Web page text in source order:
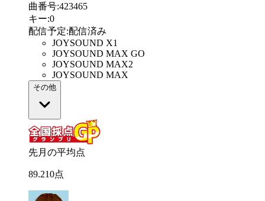
曲番号:423465
キー:0
配信予定:配信済み
JOYSOUND X1
JOYSOUND MAX GO
JOYSOUND MAX2
JOYSOUND MAX
その他
先月の平均点
89.210点